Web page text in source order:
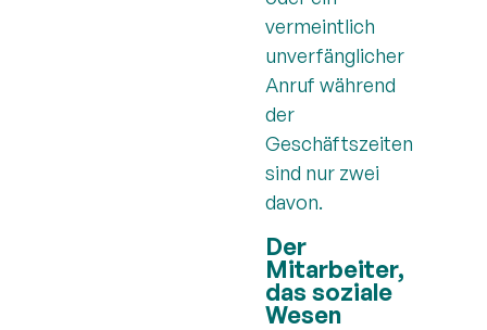
vermeintlich
unverfänglicher
Anruf während
der
Geschäftszeiten
sind nur zwei
davon.
Der
Mitarbeiter,
das soziale
Wesen